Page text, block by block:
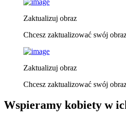
Zaktualizuj obraz
Chcesz zaktualizować swój
Zaktualizuj obraz
Chcesz zaktualizować swój
Wspieramy kobiety w